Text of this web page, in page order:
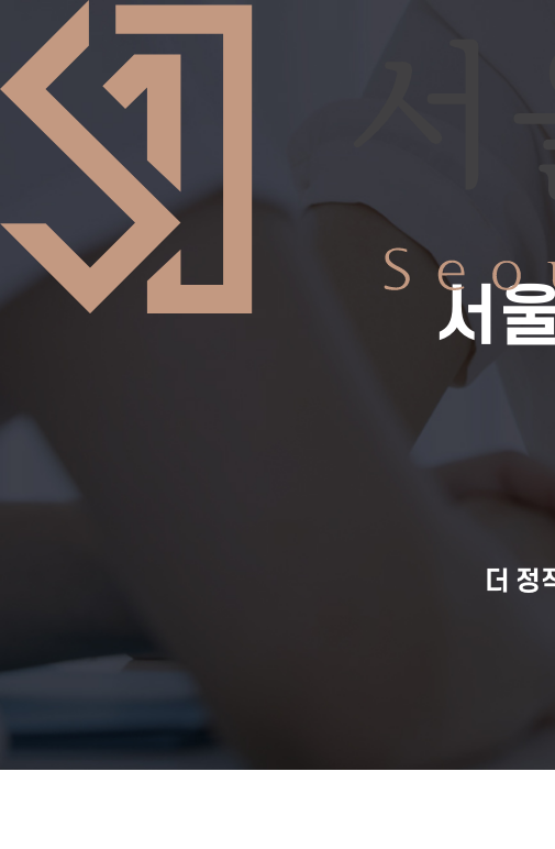
서
더 정